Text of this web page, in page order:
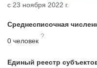
с 23 ноября 2022 г.
Среднесписочная
0 человек
?
Единый реестр